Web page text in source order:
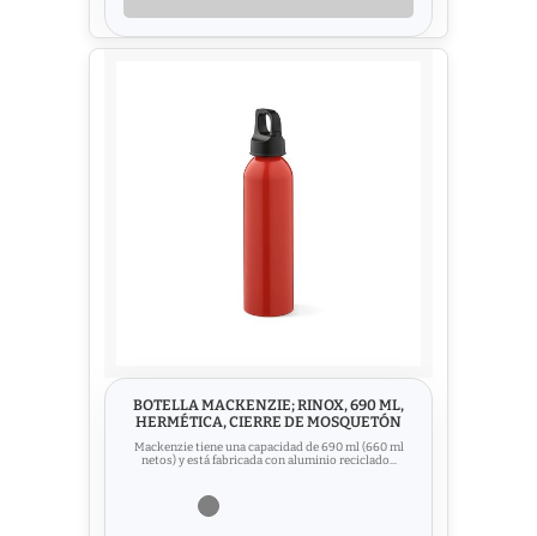
BOTELLA MACKENZIE; RINOX, 690 ML,
HERMÉTICA, CIERRE DE MOSQUETÓN
Mackenzie tiene una capacidad de 690 ml (660 ml
netos) y está fabricada con aluminio reciclado...